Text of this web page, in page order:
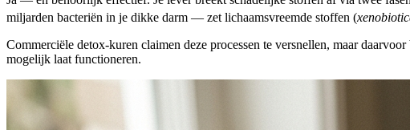
miljarden bacteriën in je dikke darm — zet lichaamsvreemde stoffen (
Commerciële detox-kuren claimen deze processen te versnellen, maar
mogelijk laat functioneren.